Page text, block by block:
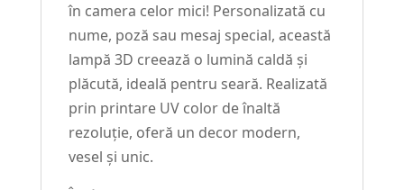
în camera celor mici! Personalizată cu
nume, poză sau mesaj special, această
lampă 3D creează o lumină caldă și
plăcută, ideală pentru seară. Realizată
prin printare UV color de înaltă
rezoluție, oferă un decor modern,
vesel și unic.